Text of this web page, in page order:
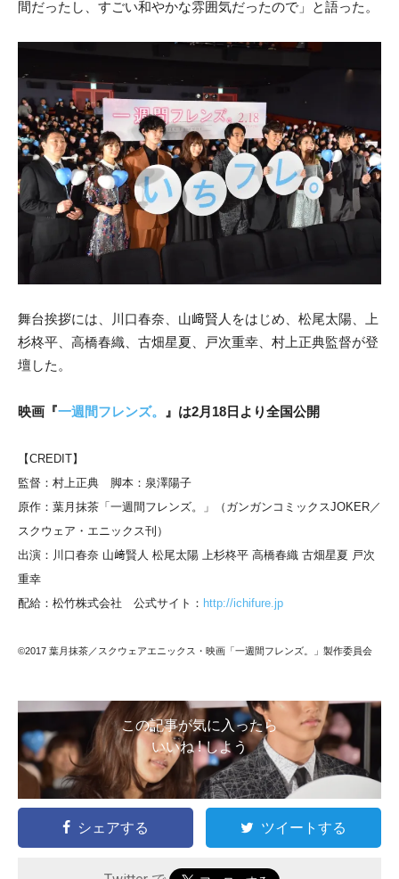
間だったし、すごい和やかな雰囲気だったので」と語った。
舞台挨拶には、川口春奈、山﨑賢人をはじめ、 松尾太陽、上
杉柊平、 高橋春織、古畑星夏、戸次重幸、村上正典監督が登
壇した。
映画『一週間フレンズ。 』は2月18日より全国公開
【CREDIT】
監督：村上正典 脚本：泉澤陽子
原作：葉月抹茶「一週間フレンズ。」（ガンガンコミックスJOKER／
スクウェア・エニックス刊）
出演：川口春奈 山﨑賢人 松尾太陽 上杉柊平 高橋春織 古畑星夏 戸次
重幸
配給：松竹株式会社 公式サイト： http://ichifure.jp
©2017 葉月抹茶／スクウェアエニックス・映画「一週間フレンズ。」製作委員会
この記事が気に入ったら
いいね ! しよう
シェアする ツイートする